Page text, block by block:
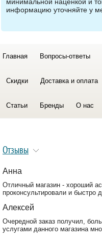
информацию уточняйте у
Главная Вопросы-ответы
Скидки Доставка и оплата
Статьи Бренды О нас
Отзывы
Анна
Отличный магазин - хороший
проконсультировали и быстро
Алексей
Очередной заказ получил,
услугами данного магазина